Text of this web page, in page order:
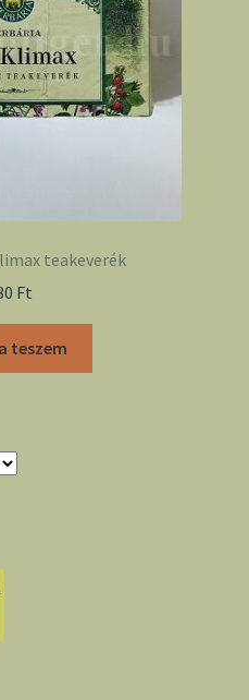
teakeverék
Ft
teszem